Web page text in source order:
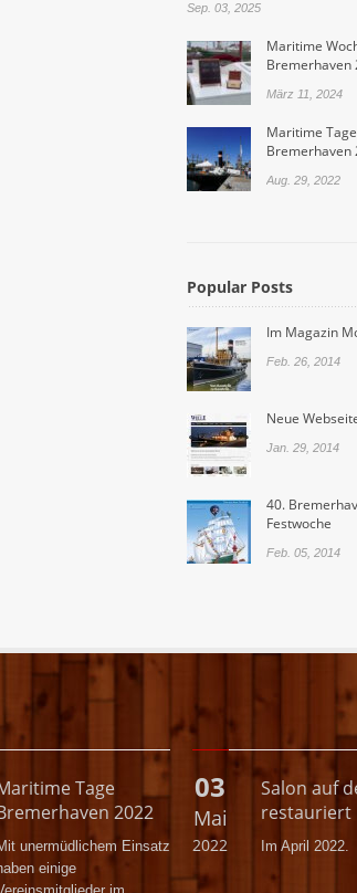
Sep. 03, 2025
Maritime
Bremerhaven
März 11, 2024
Maritime Tage
Bremerhaven
Aug. 29, 2022
Popular Posts
Im Magazin
Feb. 26, 2014
Neue
Jan. 29, 2014
40.
Festwoche
Feb. 05, 2014
Tage
2022
unermüdlichem Einsatz
einige
03
Mai
2022
Salon auf
restauriert
Im April 2022.